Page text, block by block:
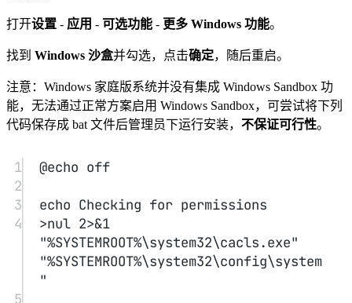
打开设置 - 应用 - 可选功能 - 更多 Windows 功能。
找到 Windows 沙盒并勾选，点击确定，随后重启。
注意：Windows 家庭版系统并没有集成 Windows Sandbox 功
能，无法通过正常方案启用 Windows Sandbox，可尝试将下列
代码保存成 bat 文件后管理员下运行安装， 不保证可行性。
1 @echo off
2
3
echo Checking for permissions
4
>nul 2>&1
"%SYSTEMROOT%\system32\cacls.exe"
"%SYSTEMROOT%\system32\config\system
"
5